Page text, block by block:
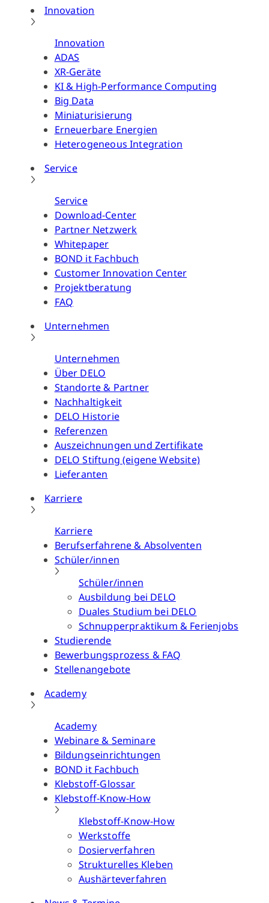
Innovation
Innovation
ADAS
XR-Geräte
KI & High-Performance Computing
Big Data
Miniaturisierung
Erneuerbare Energien
Heterogeneous Integration
Service
Service
Download-Center
Partner Netzwerk
Whitepaper
BOND it Fachbuch
Customer Innovation Center
Projektberatung
FAQ
Unternehmen
Unternehmen
Über DELO
Standorte & Partner
Nachhaltigkeit
DELO Historie
Referenzen
Auszeichnungen und Zertifikate
DELO Stiftung (eigene Website)
Lieferanten
Karriere
Karriere
Berufserfahrene & Absolventen
Schüler/innen
Schüler/innen
Ausbildung bei DELO
Duales Studium bei DELO
Schnupperpraktikum & Ferienjobs
Studierende
Bewerbungsprozess & FAQ
Stellenangebote
Academy
Academy
Webinare & Seminare
Bildungseinrichtungen
BOND it Fachbuch
Klebstoff-Glossar
Klebstoff-Know-How
Klebstoff-Know-How
Werkstoffe
Dosierverfahren
Strukturelles Kleben
Aushärteverfahren